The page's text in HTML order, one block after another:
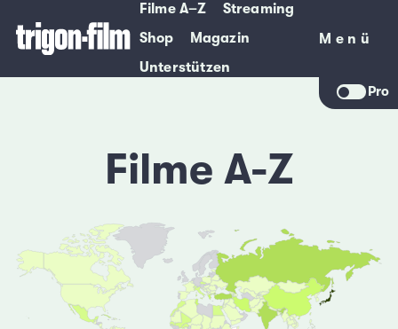
Filme A–Z
Streaming
Shop
Magazin
Unterstützen
Menü
Menü
Pro
Filme A-Z